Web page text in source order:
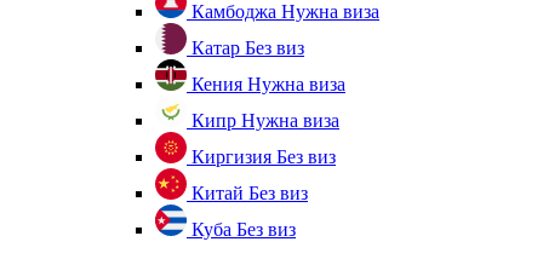
Камбоджа Нужна виза
Катар Без виз
Кения Нужна виза
Кипр Нужна виза
Киргизия Без виз
Китай Без виз
Куба Без виз